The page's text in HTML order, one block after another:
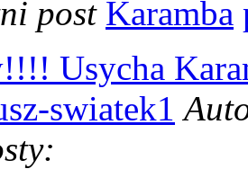
post Karamba
Usycha
swiatek1